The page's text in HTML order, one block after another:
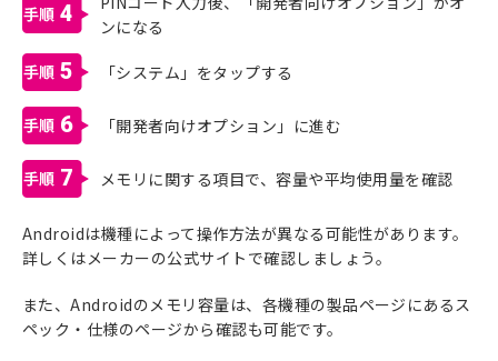
4
ンになる
5 「システム」をタップする
6 「開発者向けオプション」に進む
7 メモリに関する項目で、容量や平均使用量を確認
Androidは機種によって操作方法が異なる可能性があります。
詳しくはメーカーの公式サイトで確認しましょう。
また、Androidのメモリ容量は、各機種の製品ページにあるス
ペック・仕様のページから確認も可能です。